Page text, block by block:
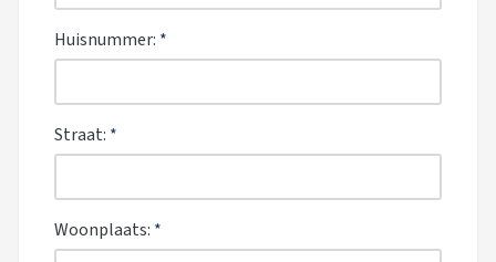
Huisnummer: *
Straat: *
Woonplaats: *